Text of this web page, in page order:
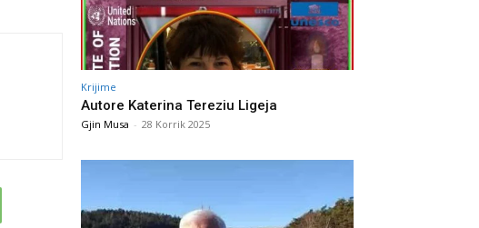
Krijime
Autore Katerina Tereziu Ligeja
Gjin Musa - 28 Korrik 2025